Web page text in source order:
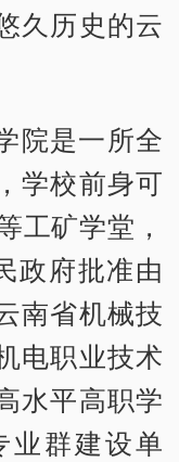
久历史的云
院是一所全
学校前身可
工矿学堂，
政府批准由
南省机械技
电职业技术
水平高职学
业群建设单